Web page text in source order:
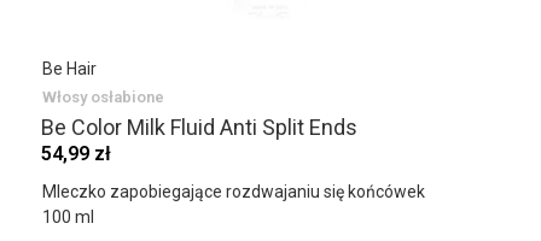
Be Hair
Włosy osłabione
Be Color Milk Fluid Anti Split Ends
54,99 zł
Mleczko zapobiegające rozdwajaniu się końcówek
100 ml